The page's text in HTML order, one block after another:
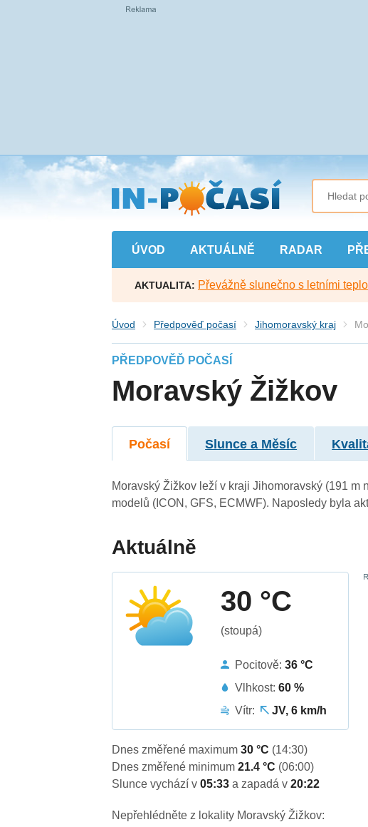
Přejít
na
hlavní
obsah
ÚVOD AKTUÁLNĚ RADAR
AKTUALITA: Převážně slunečno s letními
Úvod Předpověď počasí Jihomoravský kraj
PŘEDPOVĚĎ POČASÍ
Moravský Žižkov
Počasí Slunce a Měsíc
Moravský Žižkov leží v kraji Jihomoravský (191
modelů (ICON, GFS, ECMWF). Naposledy byla
Aktuálně
30 °C
(stoupá)
Pocitově:36 °C
Vlhkost:60 %
Vítr:
JV, 6 km/h
Dnes změřené maximum30 °C (14:30)
Dnes změřené minimum21.4 °C (06:00)
Slunce vychází v05:33a zapadá v20:22
Nepřehlédněte z lokality Moravský Žižkov: